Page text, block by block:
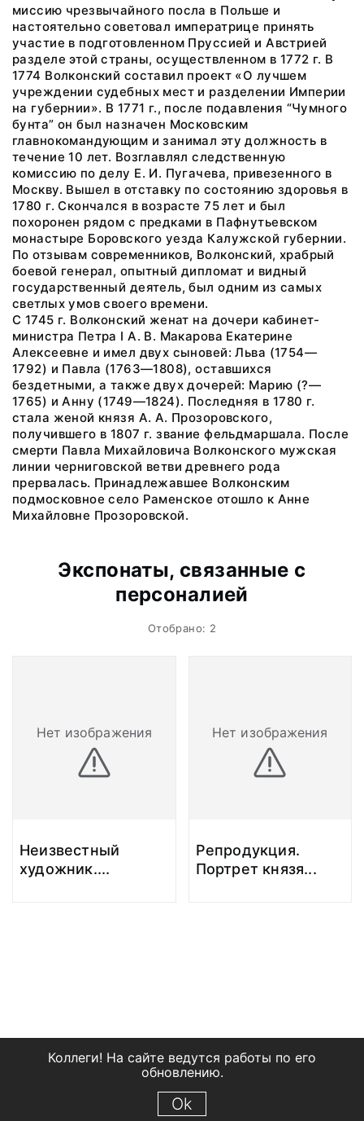
миссию чрезвычайного посла в Польше и
настоятельно советовал императрице принять
участие в подготовленном Пруссией и Австрией
разделе этой страны, осуществленном в 1772 г. В
1774 Волконский составил проект «О лучшем
учреждении судебных мест и разделении Империи
на губернии». В 1771 г., после подавления “Чумного
бунта” он был назначен Московским
главнокомандующим и занимал эту должность в
течение 10 лет. Возглавлял следственную
комиссию по делу Е. И. Пугачева, привезенного в
Москву. Вышел в отставку по состоянию здоровья в
1780 г. Скончался в возрасте 75 лет и был
похоронен рядом с предками в Пафнутьевском
монастыре Боровского уезда Калужской губернии.
По отзывам современников, Волконский, храбрый
боевой генерал, опытный дипломат и видный
государственный деятель, был одним из самых
светлых умов своего времени.
С 1745 г. Волконский женат на дочери кабинет-
министра Петра I А. В. Макарова Екатерине
Алексеевне и имел двух сыновей: Льва (1754—
1792) и Павла (1763—1808), оставшихся
бездетными, а также двух дочерей: Марию (?—
1765) и Анну (1749—1824). Последняя в 1780 г.
стала женой князя А. А. Прозоровского,
получившего в 1807 г. звание фельдмаршала. После
смерти Павла Михайловича Волконского мужская
линии черниговской ветви древнего рода
прервалась. Принадлежавшее Волконским
подмосковное село Раменское отошло к Анне
Михайловне Прозоровской.
Экспонаты, связанные с
персоналией
Отобрано: 2
Нет изображения
Неизвестный
художник....
Нет изображения
Репродукция.
Портрет князя...
Коллеги! На сайте ведутся работы по его
обновлению.
Ok